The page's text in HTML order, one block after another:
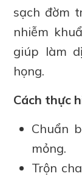
sạch đờm
nhiễm
giúp làm
họng.
Cách thực
Chuẩn
mỏng.
Trộn